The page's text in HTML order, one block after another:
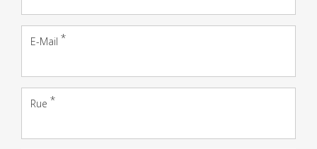
E-Mail
Adresse
Rue